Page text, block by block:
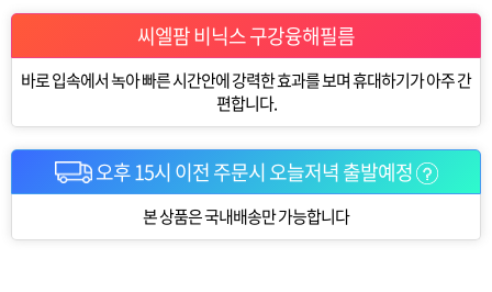
씨엘팜 비닉스 구강융해필름
바로 입속에서 녹아 빠른 시간안에 강력한 효과를 보며 휴대하기가 아주 간
편합니다.
오후 15시 이전 주문시 오늘저녁 출발예정
본 상품은 국내배송만 가능합니다